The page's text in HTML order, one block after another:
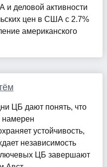
деловой активности
цен в США с 2.7%
американского
ЦБ дают понять, что
устойчивость,
независимость
ЦБ завершают